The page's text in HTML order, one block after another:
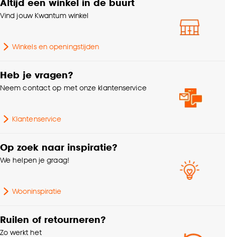
klikken.
Goed om te weten is dat je deze keuze altijd nog
kan aanpassen, bekijk hiervoor onze
Hoogte 33.5 CM
Aantal lichtbronnen
Snoerlengte
Voltage
Vind jouw Kwantum winkel
Winkels en openingstijden
Heb je vragen?
Neem contact op met onze klantenservice
Klantenservice
Op zoek naar inspiratie?
We helpen je graag!
Wooninspiratie
Ruilen of retourneren?
Zo werkt het